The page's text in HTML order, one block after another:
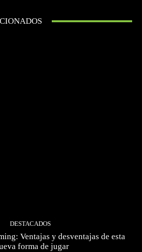
DESTACADOS
Ventajas y desventajas de esta
forma de jugar